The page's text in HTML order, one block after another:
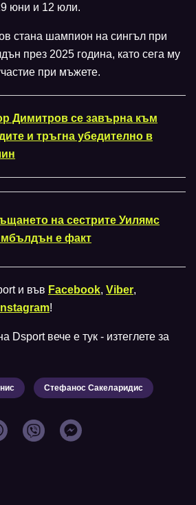
юни и 12 юли.
стана шампион на сингъл при
през 2025 година, като сега му
при мъжете.
Димитров се завърна към
и тръгна убедително в
на сестрите Уилямс
е факт
и във Facebook, Viber,
Instagram!
Dsport вече е тук - изтеглете за
Стефанос Сакеларидис